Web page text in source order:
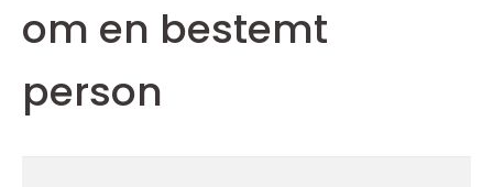
om en bestemt
person